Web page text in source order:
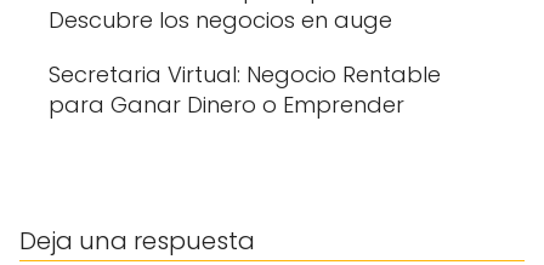
Descubre los negocios en auge
Secretaria Virtual: Negocio Rentable
para Ganar Dinero o Emprender
Deja una respuesta